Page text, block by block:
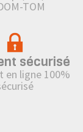
TOM
sécurisé
en ligne 100%